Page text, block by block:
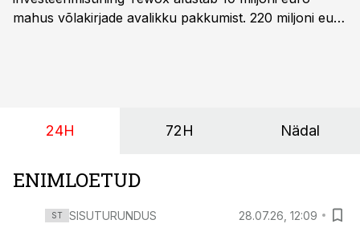
mahus võlakirjade avalikku pakkumist. 220 miljoni euro
24H 72H Nädal
ENIMLOETUD
ST SISUTURUNDUS 28.07.26, 12:09